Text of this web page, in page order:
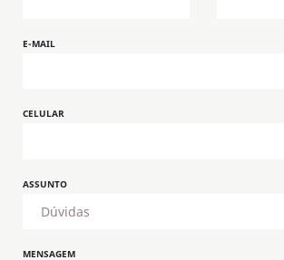
E-MAIL
CELULAR
ASSUNTO
MENSAGEM